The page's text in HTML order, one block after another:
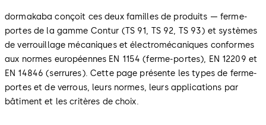
dormakaba conçoit ces deux familles de produits — ferme-
portes de la gamme Contur (TS 91, TS 92, TS 93) et systèmes
de verrouillage mécaniques et électromécaniques conformes
aux normes européennes EN 1154 (ferme-portes), EN 12209 et
EN 14846 (serrures). Cette page présente les types de ferme-
portes et de verrous, leurs normes, leurs applications par
bâtiment et les critères de choix.